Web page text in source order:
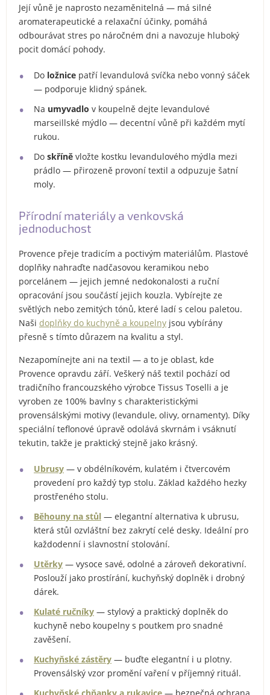
Její vůně je naprosto nezaměnitelná — má silné
aromaterapeutické a relaxační účinky, pomáhá
odbourávat stres po náročném dni a navozuje hluboký
pocit domácí pohody.
Do ložnice patří levandulová svíčka nebo vonný sáček
— podporuje klidný spánek.
Na umyvadlo v koupelně dejte levandulové
marseillské mýdlo — decentní vůně při každém mytí
rukou.
Do skříně vložte kostku levandulového mýdla mezi
prádlo — přirozeně provoní textil a odpuzuje šatní
moly.
Přírodní materiály a venkovská
jednoduchost
Provence přeje tradicím a poctivým materiálům. Plastové
doplňky nahraďte nadčasovou keramikou nebo
porcelánem — jejich jemné nedokonalosti a ruční
opracování jsou součástí jejich kouzla. Vybírejte ze
světlých nebo zemitých tónů, které ladí s celou paletou.
Naši doplňky do kuchyně a koupelny jsou vybírány
přesně s tímto důrazem na kvalitu a styl.
Nezapomínejte ani na textil — a to je oblast, kde
Provence opravdu září. Veškerý náš textil pochází od
tradičního francouzského výrobce Tissus Toselli a je
vyroben ze 100% bavlny s charakteristickými
provensálskými motivy (levandule, olivy, ornamenty). Díky
speciální teflonové úpravě odolává skvrnám i vsáknutí
tekutin, takže je praktický stejně jako krásný.
Ubrusy — v obdélníkovém, kulatém i čtvercovém
provedení pro každý typ stolu. Základ každého hezky
prostřeného stolu.
Běhouny na stůl — elegantní alternativa k ubrusu,
která stůl ozvláštní bez zakrytí celé desky. Ideální pro
každodenní i slavnostní stolování.
Utěrky — vysoce savé, odolné a zároveň dekorativní.
Poslouží jako prostírání, kuchyňský doplněk i drobný
dárek.
Kulaté ručníky — stylový a praktický doplněk do
kuchyně nebo koupelny s poutkem pro snadné
zavěšení.
Kuchyňské zástěry — buďte elegantní i u plotny.
Provensálský vzor promění vaření v příjemný rituál.
Kuchyňské chňapky a rukavice — bezpečná ochrana